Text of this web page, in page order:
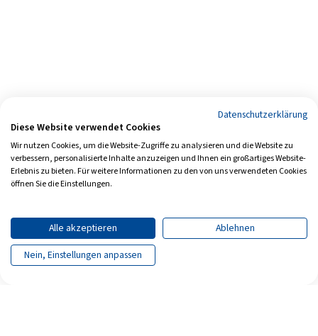
Datenschutzerklärung
Diese Website verwendet Cookies
Wir nutzen Cookies, um die Website-Zugriffe zu analysieren und die Website zu
verbessern, personalisierte Inhalte anzuzeigen und Ihnen ein großartiges Website-
Erlebnis zu bieten. Für weitere Informationen zu den von uns verwendeten Cookies
öffnen Sie die Einstellungen.
Alle akzeptieren
Ablehnen
Nein, Einstellungen anpassen